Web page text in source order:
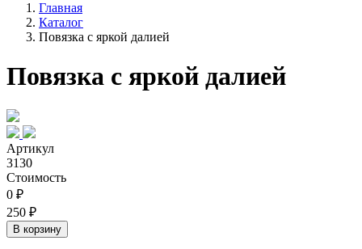
Главная
Каталог
Повязка с яркой далией
Повязка с яркой далией
Артикул
3130
Стоимость
0 ₽
250 ₽